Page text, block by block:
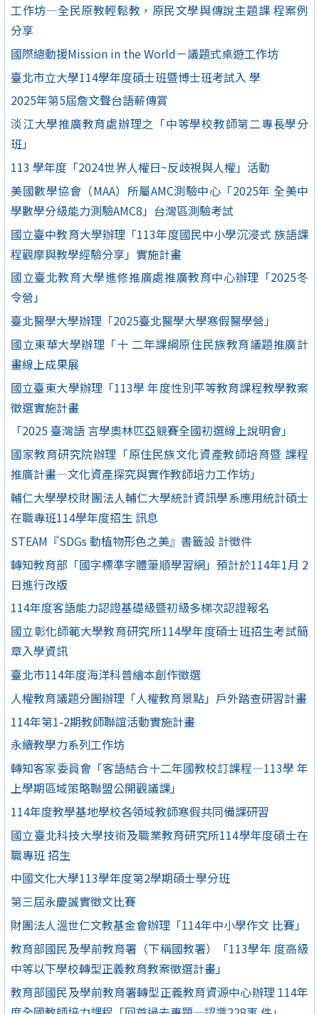
工作坊—全民原教輕鬆教，原民文學與傳說主題課 程案例
分享
國際總動援Mission in the World－議題式桌遊工作坊
臺北市立大學114學年度碩士班暨博士班考試入 學
2025年第5屆詹文聲台語薪傳賞
淡江大學推廣教育處辦理之「中等學校教師第二專長學分
班」
113 學年度「2024世界人權日~反歧視與人權」活動
美國數學協會（MAA）所屬AMC測驗中心「2025年 全美中
學數學分級能力測驗AMC8」台灣區測驗考試
國立臺中教育大學辦理「113年度國民中小學沉浸式 族語課
程觀摩與教學經驗分享」實施計畫
國立臺北教育大學進修推廣處推廣教育中心辦理「2025冬
令營」
臺北醫學大學辦理「2025臺北醫學大學寒假醫學營」
國立東華大學辦理「十 二年課綱原住民族教育議題推廣計
畫線上成果展
國立臺東大學辦理「113學 年度性別平等教育課程教學教案
徵選實施計畫
「2025 臺灣語 言學奧林匹亞競賽全國初選線上說明會」
國家教育研究院辦理「原住民族文化資產教師培育暨 課程
推廣計畫—文化資產探究與實作教師培力工作坊」
輔仁大學學校財團法人輔仁大學統計資訊學系應用統計碩士
在職專班114學年度招生 訊息
STEAM『SDGs 動植物形色之美』書籤設 計徵件
轉知教育部「國字標準字體筆順學習網」預計於114年1月 2
日進行改版
114年度客語能力認證基礎級暨初級多梯次認證報名
國立彰化師範大學教育研究所114學年度碩士班招生考試簡
章入學資訊
臺北市114年度海洋科普繪本創作徵選
人權教育議題分團辦理「人權教育景點」戶外踏查研習計畫
114年第1-2期教師聯誼活動實施計畫
永續教學力系列工作坊
轉知客家委員會「客語結合十二年國教校訂課程—113學 年
上學期區域策略聯盟公開觀議課」
114年度教學基地學校各領域教師寒假共同備課研習
國立臺北科技大學技術及職業教育研究所114學年度碩士在
職專班 招生
中國文化大學113學年度第2學期碩士學分班
第三屆永慶誠實徵文比賽
財團法人溫世仁文教基金會辦理「114年中小學作文 比賽」
教育部國民及學前教育署（下稱國教署）「113學年 度高級
中等以下學校轉型正義教育教案徵選計畫」
教育部國民及學前教育署轉型正義教育資源中心辦理 114年